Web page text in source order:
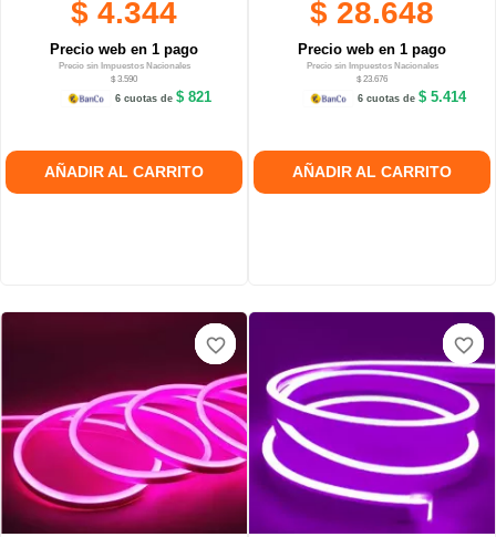
$ 4.344
Precio web en 1 pago
Precio sin Impuestos Nacionales
$ 3.590
6 cuotas de$ 821
AÑADIR AL CARRITO
$ 28.648
Precio web en 1 pago
Precio sin Impuestos Nacionales
$ 23.676
6 cuotas de $ 5.414
AÑADIR AL CARRITO
favorite_border
favorite_border
favorite_border favorite_border
favorite_border
favorite_border